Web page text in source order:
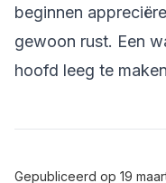
beginnen
gewoon rust. Een
hoofd leeg te
Gepubliceerd op 19